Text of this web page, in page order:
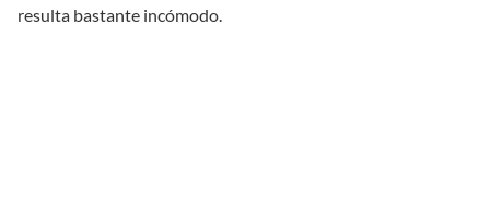
resulta bastante incómodo.